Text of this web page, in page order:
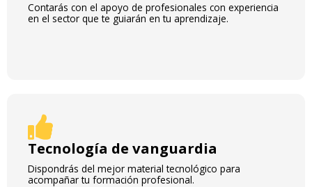
Contarás con el apoyo de profesionales con experiencia
en el sector que te guiarán en tu aprendizaje.
Tecnología de vanguardia
Dispondrás del mejor material tecnológico para
acompañar tu formación profesional.